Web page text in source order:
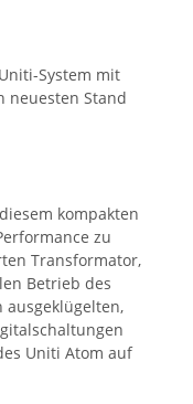
System mit
neuesten Stand
kompakten
zu
Transformator,
Betrieb des
Uniti Atom auf